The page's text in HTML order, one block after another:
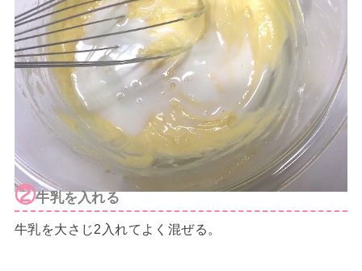
②牛乳を入れる
牛乳を大さじ2入れてよく混ぜる。